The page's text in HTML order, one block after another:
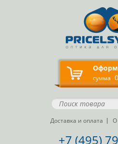
сумма
Доставка и оплата О
+7 (495)